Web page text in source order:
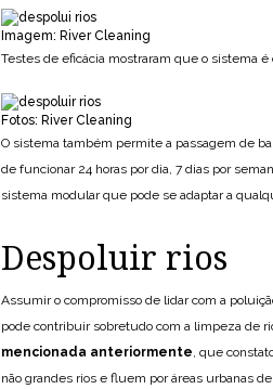
Imagem: River Cleaning
Testes de eficácia mostraram que o sistema
Fotos: River Cleaning
O sistema também permite a passagem de
de funcionar 24 horas por dia, 7 dias por
sistema modular que pode se adaptar a
Despoluir rios
Assumir o compromisso de lidar com a
pode contribuir sobretudo com a limpeza de
mencionada anteriormente, que
não grandes rios e fluem por áreas urbanas